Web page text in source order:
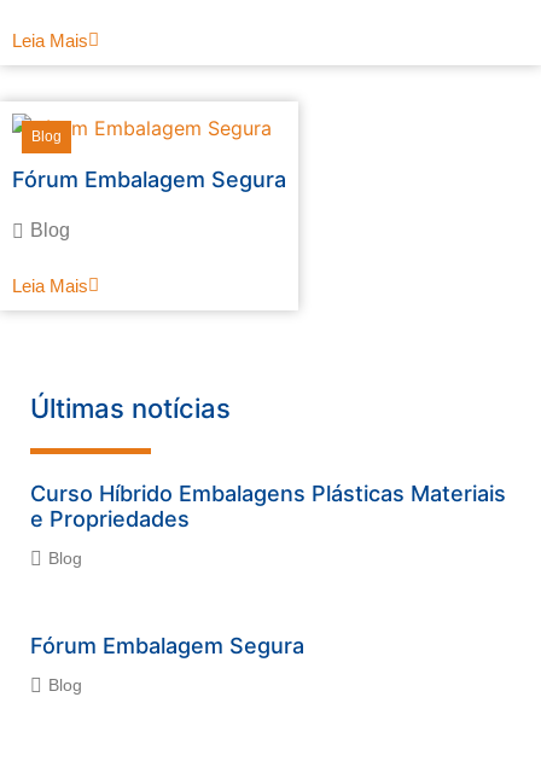
Leia Mais
Blog
Fórum Embalagem Segura
Blog
Leia Mais
Últimas notícias
Curso Híbrido Embalagens Plásticas Materiais
e Propriedades
Blog
Fórum Embalagem Segura
Blog